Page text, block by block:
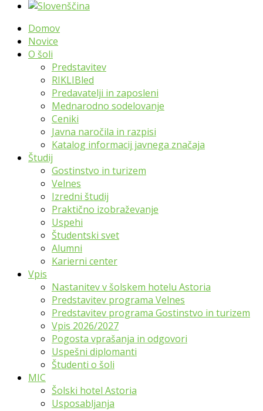
Domov
Novice
O šoli
Predstavitev
RIKLIBled
Predavatelji in zaposleni
Mednarodno sodelovanje
Ceniki
Javna naročila in razpisi
Katalog informacij javnega značaja
Študij
Gostinstvo in turizem
Velnes
Izredni študij
Praktično izobraževanje
Uspehi
Študentski svet
Alumni
Karierni center
Vpis
Nastanitev v šolskem hotelu Astoria
Predstavitev programa Velnes
Predstavitev programa Gostinstvo in turizem
Vpis 2026/2027
Pogosta vprašanja in odgovori
Uspešni diplomanti
Študenti o šoli
MIC
Šolski hotel Astoria
Usposabljanja